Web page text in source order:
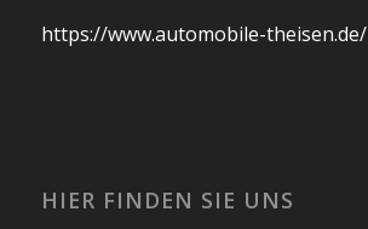
https://www.automobile-theisen.de/
HIER FINDEN SIE UNS